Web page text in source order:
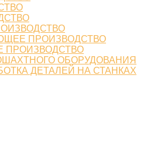
ПРОИЗВОДСТВО
ПРОИЗВОДСТВО
ОБОРУДОВАНИЯ
ДЕТАЛЕЙ НА СТАНКАХ